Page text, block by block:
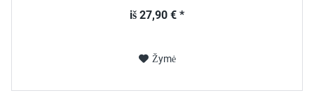
iš 27,90 € *
Žymė